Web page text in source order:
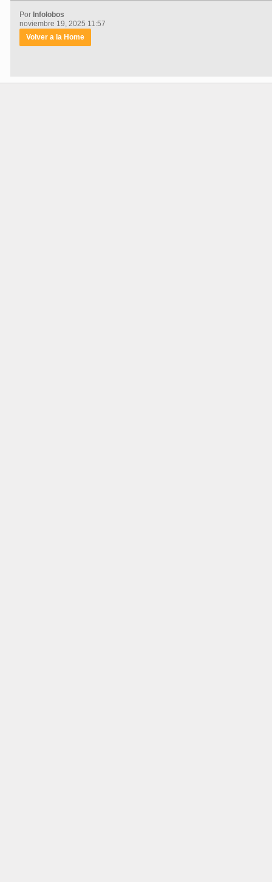
Por Infolobos
noviembre 19, 2025 11:57
Volver a la Home